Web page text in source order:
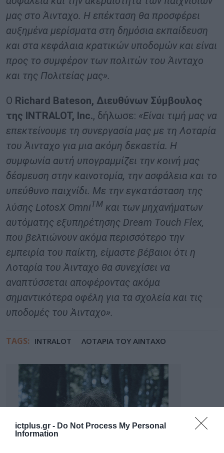
ictplus.gr - Do Not Process My Personal
Information
μας στο Άινταχο. Η επέκταση θα προσφέρει
αυξημένα μερίσματα στη δημόσια εκπαίδευση
και στα κεφάλαια κρατικών υποδομών και είναι
προς το συμφέρον των πολιτών του Άινταχο
και της Πολιτείας μας».
Ο Richard Bateson, Διευθύνων Σύμβουλος
της INTRALOT, Inc., δήλωσε: «Είναι τιμή μας να
επεκτείνουμε τη συνεργασία μας με τη Λοταρία
του Άινταχο για μια ακόμη δεκαετία. Η
συμφωνία αυτή υπογραμμίζει την κοινή μας
δέσμευση στην καινοτομία, την ασφάλεια και το
υπεύθυνο παιχνίδι. Με την εγκατάσταση της
λύσης LotosX OmniTM και των μηχανήματων
αυτόματης εξυπηρέτησης Dream Touch Flex,
που βελτιώνουν ακόμα περισσότερο την
εμπειρία του παίκτη, είμαστε βέβαιοι ότι η
Λοταρία του Άινταχο θα συνεχίσει να
αναπτύσσεται αποφέροντας ακόμα
σημαντικότερα οφέλη για τα σχολεία και τις
υποδομές του Άινταχο».
TAGS: INTRALOT ΛΟΤΑΡΙΑ ΤΟΥ ΑΙΝΤΑΧΟ